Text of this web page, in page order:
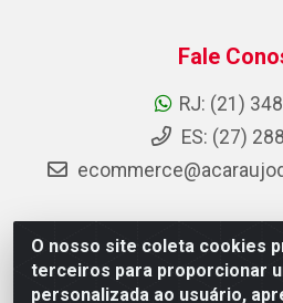
O nosso site coleta cookies
terceiros para proporcionar
personalizada ao usuário,
Fale
RJ: (21)
ES: (27)
AC Araujo Distribuidora - Rua
São Cristóvão, Rio de Janeiro/